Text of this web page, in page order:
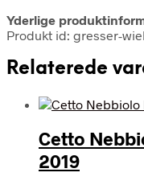
Yderlige
Produkt id: gresser-
Relaterede
Cetto
2019